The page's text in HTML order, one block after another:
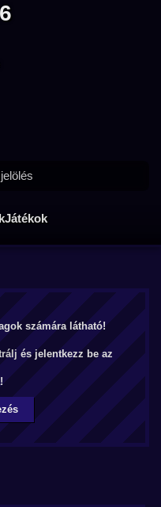
Játékok
számára látható!
és jelentkezz be az